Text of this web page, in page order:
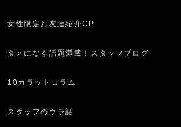
女性限定お友達紹介CP
タメになる話題満載！スタッフブログ
10カラットコラム
スタッフのウラ話